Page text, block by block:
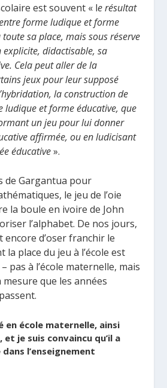
est souvent « le résultat
forme ludique et forme
sa place, mais sous réserve
explicite, didactisable, sa
Cela peut aller de la
jeux pour leur supposé
la construction de
ludique et forme éducative, que
un jeu pour lui donner
affirmée, ou en ludicisant
éducative».
de Gargantua pour
le jeu de l’oie
la boule en ivoire de John
l’alphabet. De nos jours,
encore d’oser franchir le
la place du jeu à l’école est
pas à l’école maternelle, mais
que les années
en école maternelle, ainsi
et je suis convaincu qu’il a
l’enseignement